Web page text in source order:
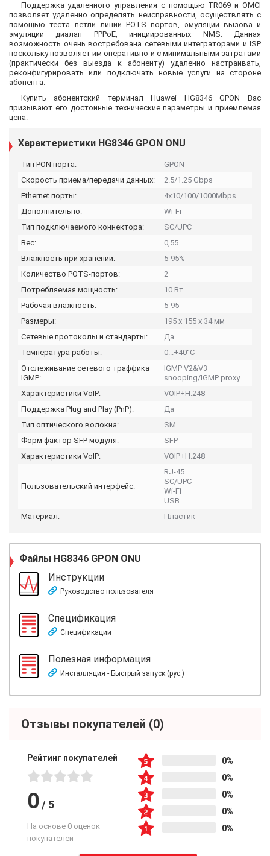
Поддержка удаленного управления с помощью TR069 и OMCI
позволяет удаленно определять неисправности, осуществлять с
помощью теста петли линии POTS портов, эмуляции вызова и
эмуляции диалап PPPoE, инициированных NMS. Данная
возможность очень востребована сетевыми интеграторами и ISP
поскольку позволяет им оперативно и с минимальными затратами
(практически без выезда к абоненту) удаленно настраивать,
реконфигурировать или подключать новые услуги на стороне
абонента.
Купить абонентский терминал Huawei HG8346 GPON Вас
призывают его достойные технические параметры и приемлемая
цена.
Характеристики HG8346 GPON ONU
Тип PON порта:
GPON
Скорость приема/передачи данных:
2.5/1.25 Gbps
Ethernet порты:
4x10/100/1000Mbps
Дополнительно:
Wi-Fi
Тип подключаемого коннектора:
SC/UPC
Вес:
0,55
Влажность при хранении:
5-95%
Количество POTS-портов:
2
Потребляемая мощность:
10 Вт
Рабочая влажность:
5-95
Размеры:
195 x 155 x 34 мм
Сетевые протоколы и стандарты:
Да
Температура работы:
0...+40°C
Отслеживание сетевого траффика
IGMP:
IGMP V2&V3
snooping/IGMP proxy
Характеристики VoIP:
VOIP+H.248
Поддержка Plug and Play (PnP):
Да
Тип оптического волокна:
SM
Форм фактор SFP модуля:
SFP
Характеристики VoIP:
VOIP+H.248
Пользовательский интерфейс:
RJ-45
SC/UPC
Wi-Fi
USB
Материал:
Пластик
Файлы HG8346 GPON ONU
Инструкции
Руководство пользователя
Спецификация
Спецификации
Полезная информация
Инсталляция - Быстрый запуск (рус.)
Отзывы покупателей (0)
Рейтинг покупателей
0 / 5
На основе 0 оценок
покупателей
0%
0%
0%
0%
0%